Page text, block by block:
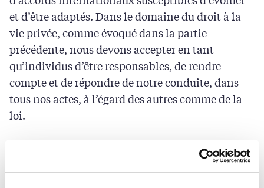
et d’être adaptés. Dans le domaine du droit à la
vie privée, comme évoqué dans la partie
précédente, nous devons accepter en tant
qu’individus d’être responsables, de rendre
compte et de répondre de notre conduite, dans
tous nos actes, à l’égard des autres comme de la
loi.
Exemple